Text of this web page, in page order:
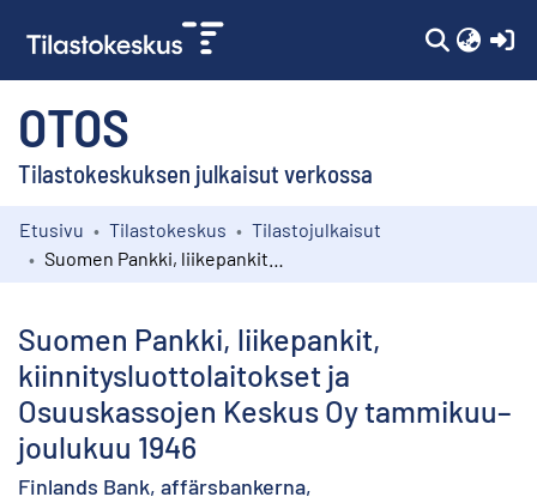
OTOS
Tilastokeskuksen julkaisut verkossa
Kokoelmat
Etusivu Tilastokeskus
Tilastojulkaisut
Suomen Pankki, liikepankit,
kiinnitysluottolaitokset ja
Osuuskassojen Keskus Oy tammikuu–
joulukuu 1946
Finlands Bank, affärsbankerna,